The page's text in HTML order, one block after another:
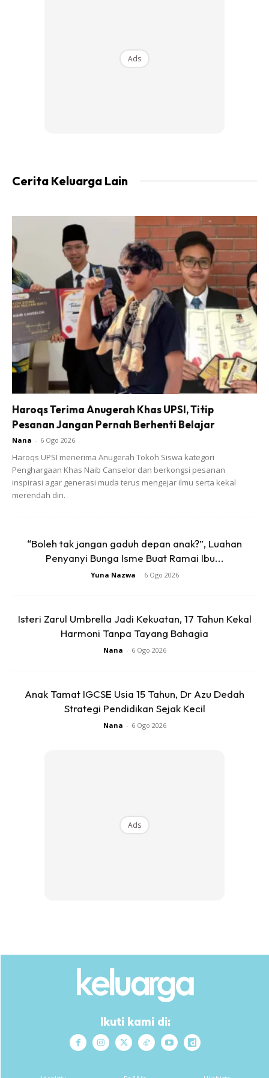
Saya Hanya Mampu Membalasnya Dengan
Doa Moga Allah Terus Deraskan Lagi
Rezqinya. Allah Nilai Usaha Gigihnya
Dengan Berniaga Mengumpul Wang Ini
Untuk Menyelesaikan Segala Amanahnya.
Teringat adik saya pernah cerita kisah seorang sahabatnya
yang sangat baik dan telah meninggal dunia di usia yang
sahabatnya dan dalam mimpi tersebut arwah minta tolong
sahabatnya cari nota yang dia tinggal dan tolong selesaikan
hutangnya.
Ads
Selepas terjaga dari mimpi sahabat arwah mencari nota
hutang tersebut.
Allahuakbar. Allah bantu arwah.
Rupanya Kita Banyak Berhutang Masa Dengan Anak.
Lakukan Perubahan Sebelum Terlambat!
“Jangan Buat Hidup Orang Susah Kerana Hutang Kita.”
Deep Perkongsian Ni, Ambil Pengajarannya!
Ads
Cerita Keluarga Lain
Haroqs Terima Anugerah Khas UPSI, Titip
Pesanan Jangan Pernah Berhenti Belajar
Nana - 6 Ogo 2026
Haroqs UPSI menerima Anugerah Tokoh Siswa kategori
Penghargaan Khas Naib Canselor dan berkongsi pesanan
inspirasi agar generasi muda terus mengejar ilmu serta kekal
merendah diri.
“Boleh tak jangan gaduh depan anak?”, Luahan
Penyanyi Bunga Isme Buat Ramai Ibu...
Yuna Nazwa - 6 Ogo 2026
Isteri Zarul Umbrella Jadi Kekuatan, 17 Tahun Kekal
Harmoni Tanpa Tayang Bahagia
Nana - 6 Ogo 2026
Anak Tamat IGCSE Usia 15 Tahun, Dr Azu Dedah
Strategi Pendidikan Sejak Kecil
Nana - 6 Ogo 2026
Ads
Ikuti kami di: